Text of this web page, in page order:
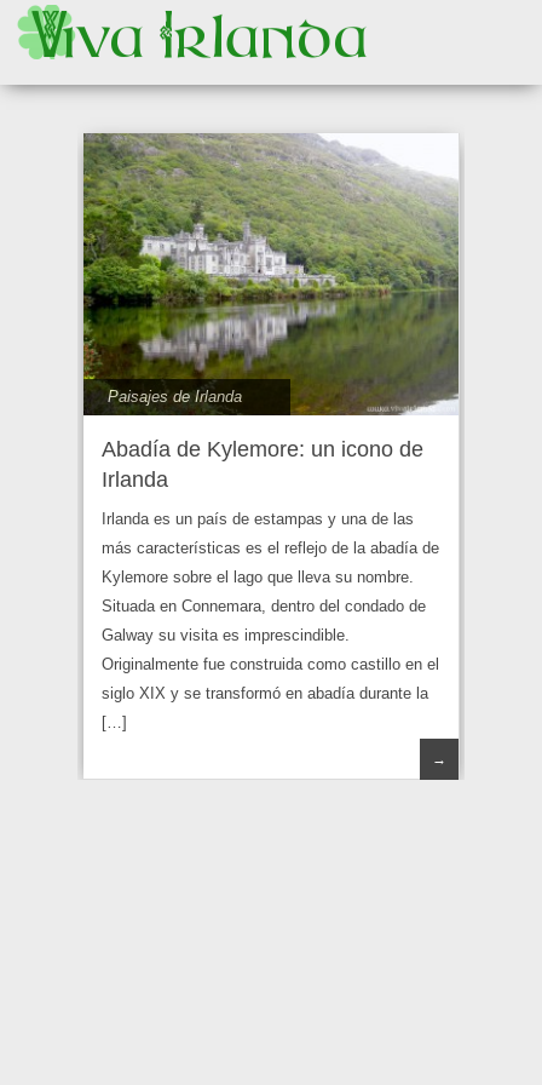
Paisajes de Irlanda
Abadía de Kylemore: un icono de
Irlanda
Irlanda es un país de estampas y una de las
más características es el reflejo de la abadía de
Kylemore sobre el lago que lleva su nombre.
Situada en Connemara, dentro del condado de
Galway su visita es imprescindible.
Originalmente fue construida como castillo en el
siglo XIX y se transformó en abadía durante la
[…]
→